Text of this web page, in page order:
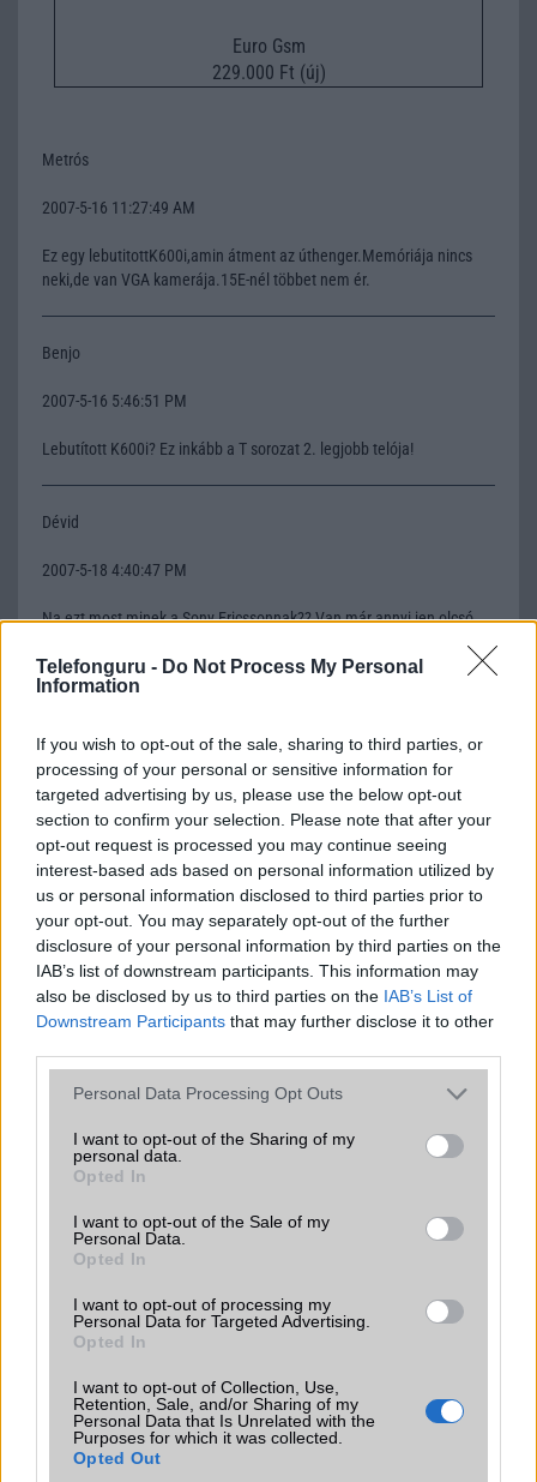
Telefonguru - Do Not Process My Personal
Information
If you wish to opt-out of the sale, sharing to third parties, or
processing of your personal or sensitive information for
targeted advertising by us, please use the below opt-out
section to confirm your selection. Please note that after your
opt-out request is processed you may continue seeing
interest-based ads based on personal information utilized by
us or personal information disclosed to third parties prior to
your opt-out. You may separately opt-out of the further
disclosure of your personal information by third parties on the
IAB’s list of downstream participants. This information may
also be disclosed by us to third parties on the IAB’s List of
Downstream Participants that may further disclose it to other
Please note that this website/app uses one or more Google
not limited to your visit or usage behaviour. You may click to
grant or deny consent to Google and its third-party tags to
use your data for below specified purposes in below Google
consent section.
Personal Data Processing Opt Outs
I want to opt-out of the Sharing of my
personal data.
Opted In
I want to opt-out of the Sale of my
Personal Data.
Opted In
I want to opt-out of processing my
Personal Data for Targeted Advertising.
Opted In
I want to opt-out of Collection, Use,
Retention, Sale, and/or Sharing of my
Personal Data that Is Unrelated with the
Purposes for which it was collected.
Opted Out
Euro Gsm
229.000 Ft (új)
Metrós
2007-5-16 11:27:49 AM
Ez egy lebutitottK600i,amin átment az úthenger.Memóriája nincs
neki,de van VGA kamerája.15E-nél többet nem ér.
Benjo
2007-5-16 5:46:51 PM
Lebutított K600i? Ez inkább a T sorozat 2. legjobb telója!
Dévid
2007-5-18 4:40:47 PM
Na ezt most minek a Sony Ericssonnak?? Van már annyi ien olcsó
2007-5-18 4:42:02 PM
Azé egy bõvíthetõség elférhetett volna.Akár MSPRODUO,vagy
M2.Na meg MP3.
letugoo
2007-6-4 12:12:12 AM
Hi!Mp3-at tud,hiba nem írták ide.De azon kívül meg az alsó
kategóriában kell terjeszkednie a cégnek,de ez szerintem még ott is
xar.Nagyon gyenge az egész.
2007-6-18 12:19:35 PM
Hát skacok, a SE megint alkotott egy nagyot. Ez egy alsó-közép kat.
teló. Nincs beépített GPS, VISZONT a SE kitalálta a csatlakoztatható
GPS-vevõt, a mi többek között ezzel a tellával is kompatibilis. Ha
tuti megoldás.
Jano
2007-10-19 10:47:36 AM